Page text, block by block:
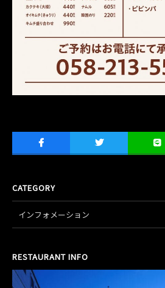
CATEGORY
インフォメーション
RESTAURANT INFO